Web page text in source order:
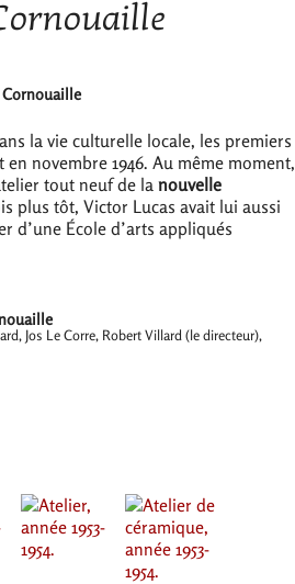
Cornouaille
la vie culturelle locale, les premiers
en novembre 1946. Au même moment,
tout neuf de la nouvelle
plus tôt, Victor Lucas avait lui aussi
d’une École d’arts appliqués
Jos Le Corre, Robert Villard (le directeur),